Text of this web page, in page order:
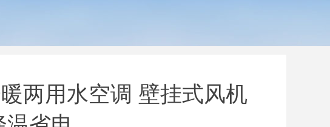
两用水空调 壁挂式风机